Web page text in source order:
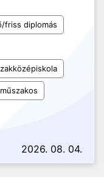
friss diplomás
2026. 08. 04.